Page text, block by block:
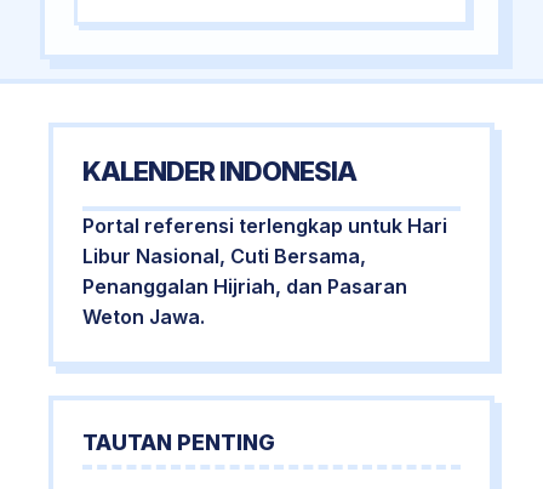
KALENDER INDONESIA
Portal referensi terlengkap untuk Hari
Libur Nasional, Cuti Bersama,
Penanggalan Hijriah, dan Pasaran
Weton Jawa.
TAUTAN PENTING